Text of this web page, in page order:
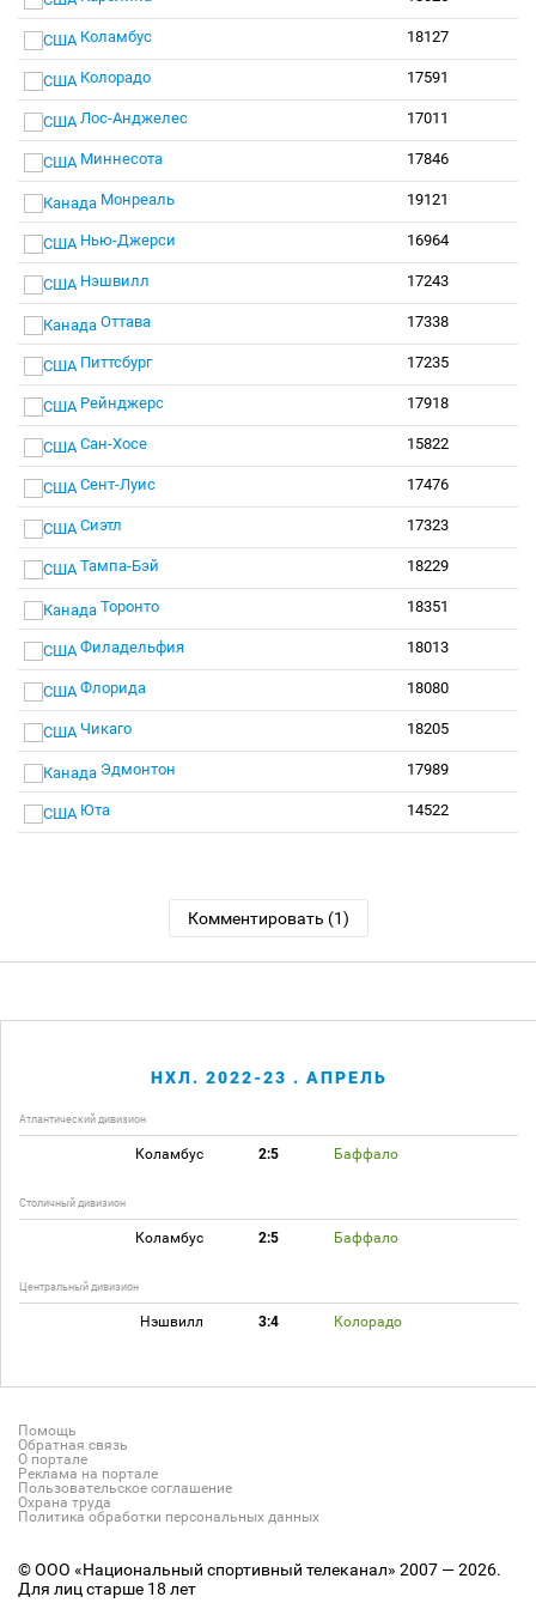
Коламбус 18127
Колорадо 17591
Лос-Анджелес 17011
Миннесота 17846
Монреаль 19121
Нью-Джерси 16964
Нэшвилл 17243
Оттава 17338
Питтсбург 17235
Рейнджерс 17918
Сан-Хосе 15822
Сент-Луис 17476
Сиэтл 17323
Тампа-Бэй 18229
Торонто 18351
Филадельфия 18013
Флорида 18080
Чикаго 18205
Эдмонтон 17989
Юта 14522
Комментировать (1)
НХЛ. 2022-23 . АПРЕЛЬ
Атлантический дивизион
Коламбус 2:5 Баффало
Столичный дивизион
Коламбус 2:5 Баффало
Центральный дивизион
Нэшвилл 3:4 Колорадо
Помощь
Обратная связь
О портале
Реклама на портале
Пользовательское соглашение
Охрана труда
Политика обработки персональных данных
© ООО «Национальный спортивный телеканал» 2007 — 2026.
Для лиц старше 18 лет